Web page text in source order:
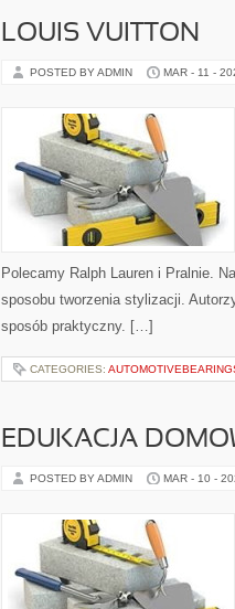
LOUIS VUITTON
POSTED BY ADMIN MAR - 11 -
Polecamy Ralph Lauren i Pralnie.
sposobu tworzenia stylizacji.
sposób praktyczny. […]
CATEGORIES:
EDUKACJA
POSTED BY ADMIN MAR - 10 -